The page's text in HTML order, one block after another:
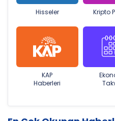
Hisseler Kripto
KAP
Haberleri